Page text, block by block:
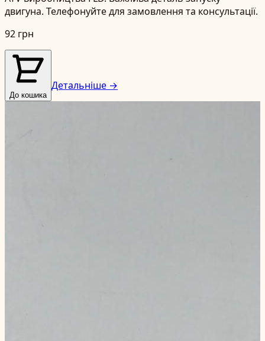
двигуна. Телефонуйте для замовлення та консультації.
92 грн
До кошика
Детальніше →